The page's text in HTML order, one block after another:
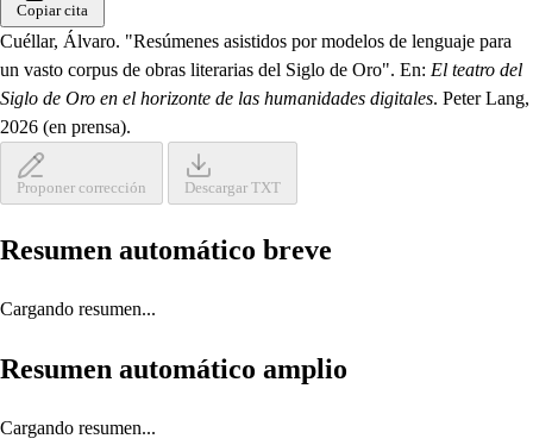
Copiar cita
Cuéllar, Álvaro. "Resúmenes asistidos por modelos de lenguaje para
un vasto corpus de obras literarias del Siglo de Oro". En: El teatro del
Siglo de Oro en el horizonte de las humanidades digitales. Peter Lang,
2026 (en prensa).
Proponer corrección Descargar TXT
Resumen automático breve
Cargando resumen...
Resumen automático amplio
Cargando resumen...